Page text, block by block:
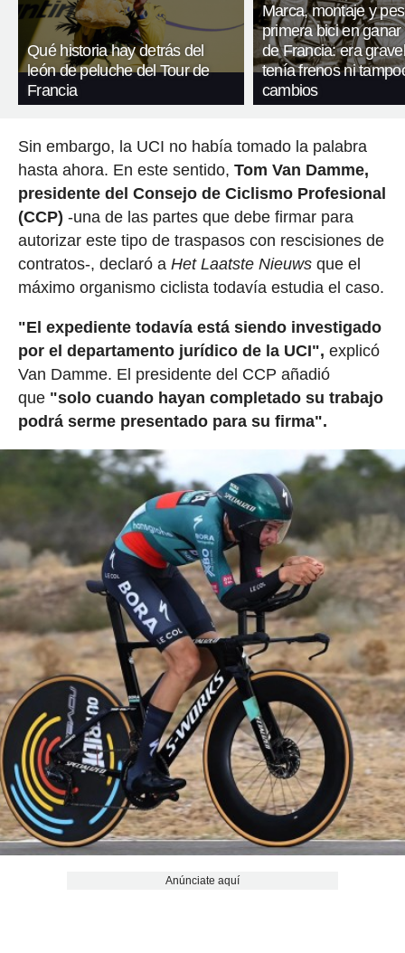
Qué historia hay detrás del
león de peluche del Tour de
Francia
Marca, montaje y
primera bici en ganar
de Francia: era
tenía frenos ni
cambios
Sin embargo, la UCI no había tomado la palabra
hasta ahora. En este sentido, Tom Van Damme,
presidente del Consejo de Ciclismo Profesional
(CCP) -una de las partes que debe firmar para
autorizar este tipo de traspasos con rescisiones de
contratos-, declaró a Het Laatste Nieuws que el
máximo organismo ciclista todavía estudia el caso.
"El expediente todavía está siendo investigado
por el departamento jurídico de la UCI", explicó
Van Damme. El presidente del CCP añadió
que "solo cuando hayan completado su trabajo
podrá serme presentado para su firma".
Anúnciate aquí